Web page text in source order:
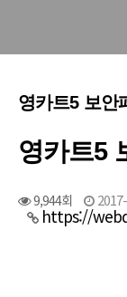
영카트5 보안
영카트5
9,944회
https://